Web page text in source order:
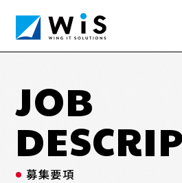
（WIS）※ 旧：カテル の採用サイ
働く人&仕事を知る
JOB
募集要項